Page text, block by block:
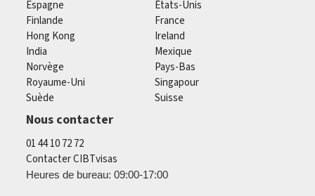
Espagne
États-Unis
Finlande
France
Hong Kong
Ireland
India
Mexique
Norvège
Pays-Bas
Royaume-Uni
Singapour
Suède
Suisse
Nous contacter
01 44 10 72 72
Contacter CIBTvisas
Heures de bureau: 09:00-17:00